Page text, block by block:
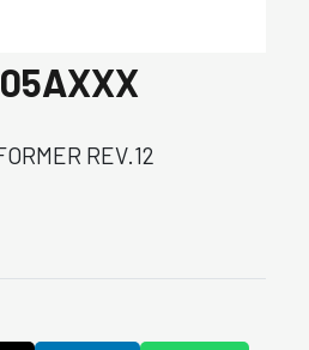
REV.12